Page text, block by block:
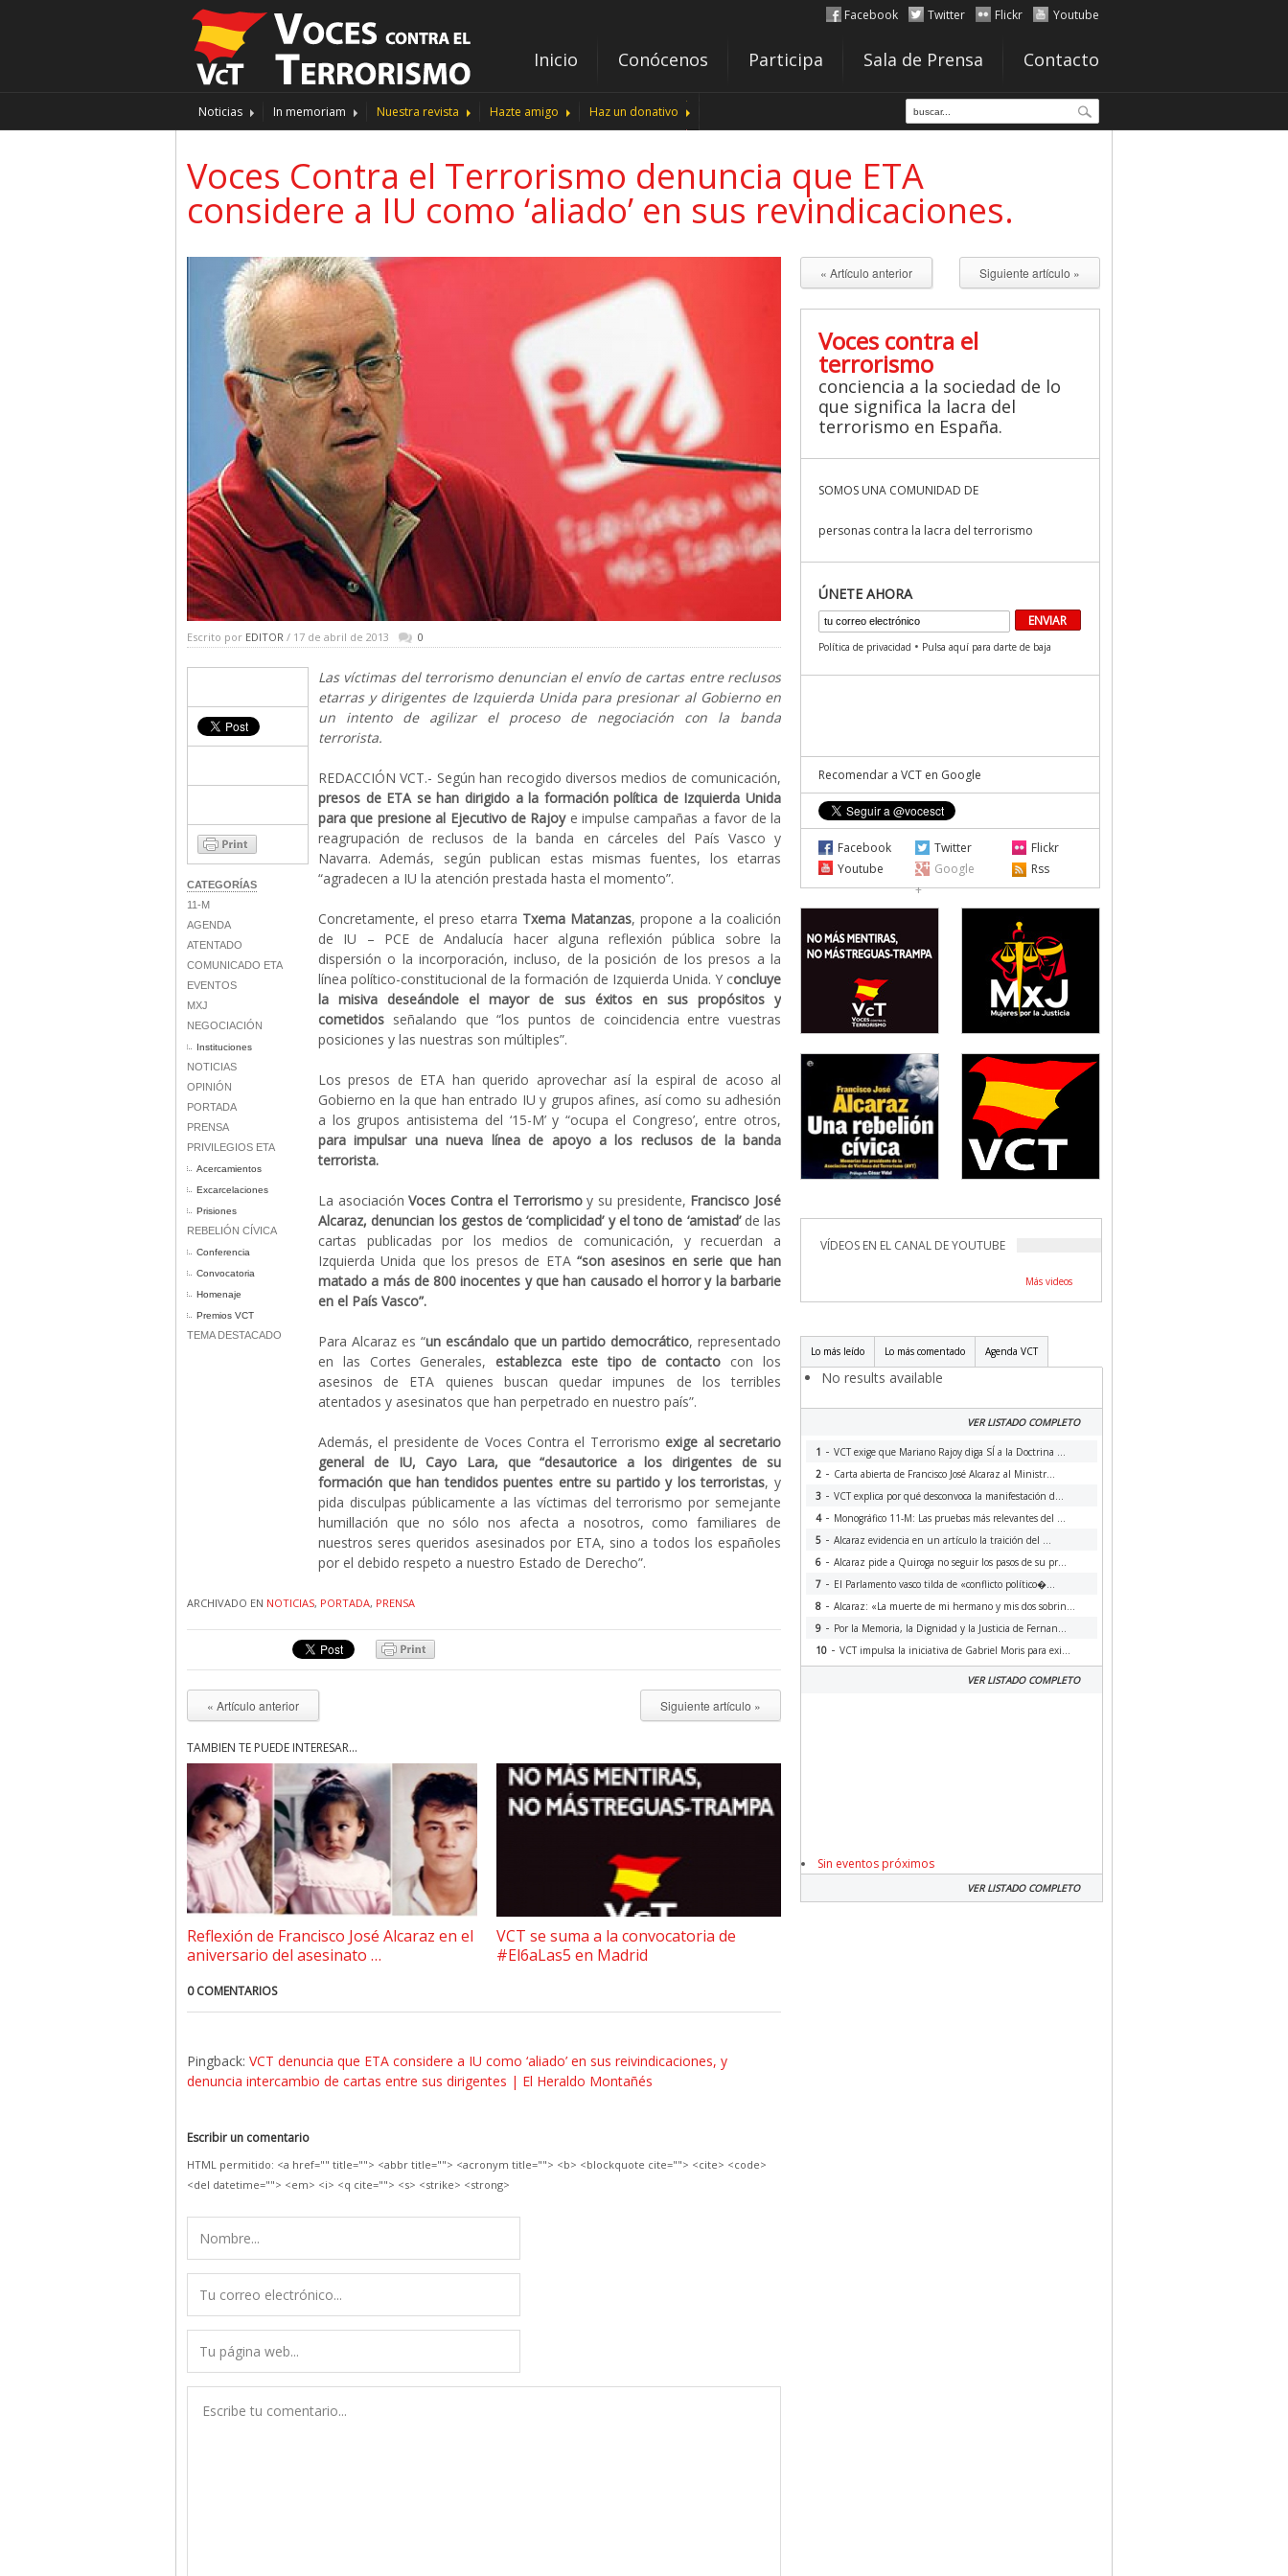
Facebook Twitter Flickr Youtube
Inicio Conócenos Participa Sala de Prensa Contacto
Noticias In memoriam Nuestra revista Hazte amigo Haz un donativo
Voces Contra el Terrorismo denuncia que ETA
considere a IU como ‘aliado’ en sus revindicaciones.
Escrito por EDITOR / 17 de abril de 2013 0
CATEGORÍAS
11-M
AGENDA
ATENTADO
COMUNICADO ETA
EVENTOS
MXJ
NEGOCIACIÓN
Instituciones
NOTICIAS
OPINIÓN
PORTADA
PRENSA
PRIVILEGIOS ETA
Acercamientos
Excarcelaciones
Prisiones
REBELIÓN CÍVICA
Conferencia
Convocatoria
Homenaje
Premios VCT
TEMA DESTACADO
Las víctimas del terrorismo denuncian el envío de cartas entre reclusos
etarras y dirigentes de Izquierda Unida para presionar al Gobierno en
un intento de agilizar el proceso de negociación con la banda
terrorista.
REDACCIÓN VCT.- Según han recogido diversos medios de comunicación,
presos de ETA se han dirigido a la formación política de Izquierda Unida
para que presione al Ejecutivo de Rajoye impulse campañas a favor de la
reagrupación de reclusos de la banda en cárceles del País Vasco y
Navarra. Además, según publican estas mismas fuentes, los etarras
“agradecen a IU la atención prestada hasta el momento”.
Concretamente, el preso etarra Txema Matanzas, propone a la coalición
de IU – PCE de Andalucía hacer alguna reflexión pública sobre la
dispersión o la incorporación, incluso, de la posición de los presos a la
línea político-constitucional de la formación de Izquierda Unida. Y concluye
la misiva deseándole el mayor de sus éxitos en sus propósitos y
cometidos señalando que “los puntos de coincidencia entre vuestras
posiciones y las nuestras son múltiples”.
Los presos de ETA han querido aprovechar así la espiral de acoso al
Gobierno en la que han entrado IU y grupos afines, así como su adhesión
a los grupos antisistema del ‘15-M’ y “ocupa el Congreso’, entre otros,
para impulsar una nueva línea de apoyo a los reclusos de la banda
terrorista.
La asociaciónVoces Contra el Terrorismoy su presidente, Francisco José
Alcaraz, denuncian los gestos de ‘complicidad’ y el tono de ‘amistad’de las
cartas publicadas por los medios de comunicación, y recuerdan a
Izquierda Unida que los presos de ETA “son asesinos en serie que han
matado a más de 800 inocentes y que han causado el horror y la barbarie
en el País Vasco”.
Para Alcaraz es “un escándalo que un partido democrático, representado
en las Cortes Generales,establezca este tipo de contacto con los
asesinos de ETA quienes buscan quedar impunes de los terribles
atentados y asesinatos que han perpetrado en nuestro país”.
Además, el presidente de Voces Contra el Terrorismoexige al secretario
general de IU, Cayo Lara, que “desautorice a los dirigentes de su
formación que han tendidos puentes entre su partido y los terroristas, y
pida disculpas públicamente a las víctimas del terrorismo por semejante
humillación que no sólo nos afecta a nosotros, como familiares de
nuestros seres queridos asesinados por ETA, sino a todos los españoles
por el debido respeto a nuestro Estado de Derecho”.
ARCHIVADO EN NOTICIAS, PORTADA, PRENSA
« Artículo anterior Siguiente artículo »
TAMBIÉN TE PUEDE INTERESAR...
Reflexión de Francisco José Alcaraz en el
aniversario del asesinato …
VCT se suma a la convocatoria de
#El6aLas5 en Madrid
0 COMENTARIOS
Pingback: VCT denuncia que ETA considere a IU como ‘aliado’ en sus reivindicaciones, y
denuncia intercambio de cartas entre sus dirigentes | El Heraldo Montañés
Escribir un comentario
HTML permitido: <a href="" title=""> <abbr title=""> <acronym title=""> <b> <blockquote cite=""> <cite> <code>
<del datetime=""> <em> <i> <q cite=""> <s> <strike> <strong>
« Artículo anterior Siguiente artículo »
Voces contra el
terrorismo
conciencia a la sociedad de lo
que significa la lacra del
terrorismo en España.
SOMOS UNA COMUNIDAD DE
personas contra la lacra del terrorismo
ÚNETE AHORA
Política de privacidad • Pulsa aquí para darte de baja
Recomendar a VCT en Google
Facebook Twitter
Flickr
Youtube
Google
+
Rss
VÍDEOS EN EL CANAL DE YOUTUBE
Más videos
Lo más leído Lo más comentado Agenda VCT
No results available
VER LISTADO COMPLETO
1 - VCT exige que Mariano Rajoy diga SÍ a la Doctrina ...
2 - Carta abierta de Francisco José Alcaraz al Ministr...
3 - VCT explica por qué desconvoca la manifestación d...
4- Monográfico 11-M: Las pruebas más relevantes del ...
5 - Alcaraz evidencia en un artículo la traición del ...
6 - Alcaraz pide a Quiroga no seguir los pasos de su pr...
7 - El Parlamento vasco tilda de «conflicto político�...
8 - Alcaraz: «La muerte de mi hermano y mis dos sobrin...
9 - Por la Memoria, la Dignidad y la Justicia de Fernan...
10 - VCT impulsa la iniciativa de Gabriel Moris para exi...
VER LISTADO COMPLETO
Sin eventos próximos
VER LISTADO COMPLETO